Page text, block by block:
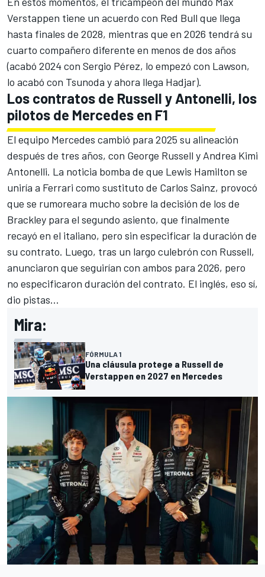
Verstappen tiene un acuerdo con Red Bull que llega
hasta finales de 2028, mientras que en 2026 tendrá su
cuarto compañero diferente en menos de dos años
(acabó 2024 con Sergio Pérez, lo empezó con Lawson,
lo acabó con Tsunoda y ahora llega Hadjar).
Los contratos de Russell y Antonelli, los
pilotos de Mercedes en F1
El equipo Mercedes cambió para 2025 su alineación
después de tres años, con George Russell y Andrea Kimi
Antonelli. La noticia bomba de que Lewis Hamilton se
uniría a Ferrari como sustituto de Carlos Sainz, provocó
que se rumoreara mucho sobre la decisión de los de
Brackley para el segundo asiento, que finalmente
recayó en el italiano, pero sin especificar la duración de
su contrato. Luego, tras un largo culebrón con Russell,
anunciaron que seguirían con ambos para 2026, pero
no especificaron duración del contrato. El inglés, eso sí,
dio pistas...
Mira:
FÓRMULA 1
Una cláusula protege a Russell de
Verstappen en 2027 en Mercedes